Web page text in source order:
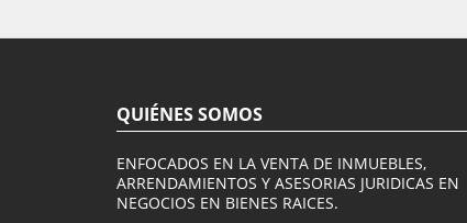
QUIÉNES SOMOS
ENFOCADOS EN LA VENTA DE INMUEBLES,
ARRENDAMIENTOS Y ASESORIAS JURIDICAS EN
NEGOCIOS EN BIENES RAICES.